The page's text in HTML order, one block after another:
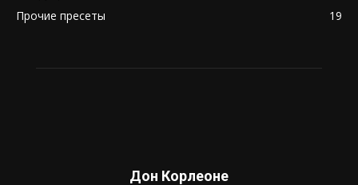
Прочие пресеты
19
Дон Корлеоне